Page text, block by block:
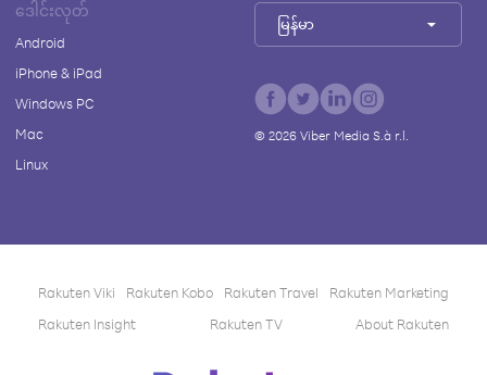
ဒေါင်းလုတ်
Android
iPhone & iPad
Windows PC
Mac
Linux
မြန်မာ
© 2026Viber Media S.à r.l.
Rakuten Viki Rakuten Kobo Rakuten Travel
Rakuten Marketing
Rakuten Insight
Rakuten TV About Rakuten